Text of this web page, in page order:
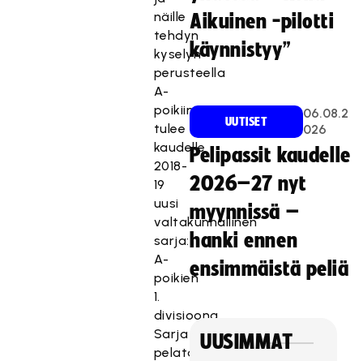
näille
tehdyn
kyselyn
perusteella
A-
poikiin
tulee
kaudelle
2018-
19
uusi
valtakunnallinen
sarja:
A-
poikien
1.
divisioona.
Sarja
pelataan
Aikuinen -pilotti
käynnistyy”
UUTISET
06.08.2
026
Pelipassit kaudelle
2026–27 nyt
myynnissä –
hanki ennen
ensimmäistä peliä
UUSIMMAT